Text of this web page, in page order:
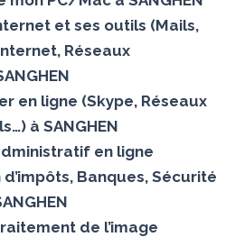
et ses outils (Mails,
Réseaux
en ligne (Skype, Réseaux
à SANGHEN
en ligne
Banques, Sécurité
de l’image